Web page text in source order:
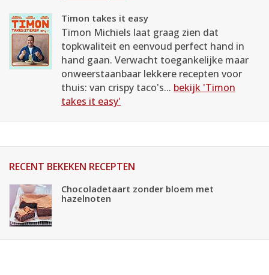
Timon takes it easy
Timon Michiels laat graag zien dat
topkwaliteit en eenvoud perfect hand in
hand gaan. Verwacht toegankelijke maar
onweerstaanbaar lekkere recepten voor
thuis: van crispy taco's... bekijk 'Timon
takes it easy'
RECENT BEKEKEN RECEPTEN
Chocoladetaart zonder bloem met
hazelnoten